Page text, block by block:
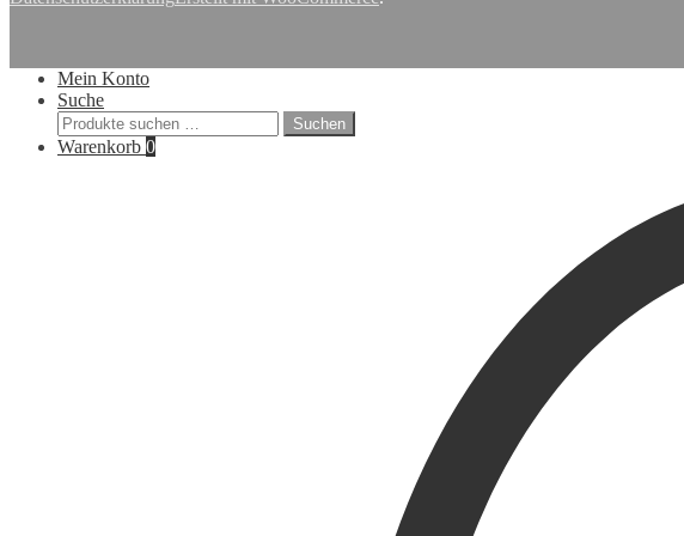
Mein Konto
Suche
Suchen
nach:
Suchen
Warenkorb 0